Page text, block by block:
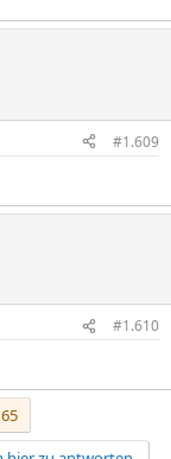
#1.609
#1.610